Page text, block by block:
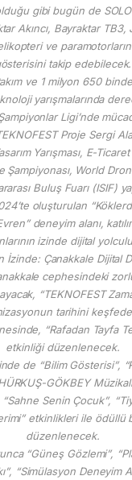
gibi bugün de
Akıncı, Bayraktar TB3,
ve
takip edebilecek.
ve 1 milyon 650
yarışmalarında
Ligi’nde
Proje Sergi
Yarışması, E-
Şampiyonası, World
Buluş Fuarı (ISIF)
oluşturulan
deneyim alanı,
izinde dijital
İzinde: Çanakkale Dijital
cephesindeki
“TEKNOFEST
tarihini
“Rafadan Tayfa
etkinliği düzenlenecek.
de “Bilim Gösterisi”,
GÖKBEY
Senin Çocuk”,
etkinlikleri ile ödüllü
düzenlenecek.
“Güneş Gözlemi”,
“Simülasyon Deneyim